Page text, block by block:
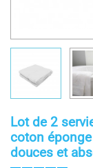
Lot de 2
coton
douces et